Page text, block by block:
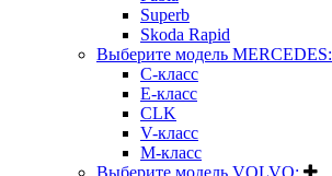
Superb
Skoda Rapid
Выберите модель MERCEDES:
C-класс
E-класс
CLK
V-класс
M-класс
Выберите модель VOLVO: